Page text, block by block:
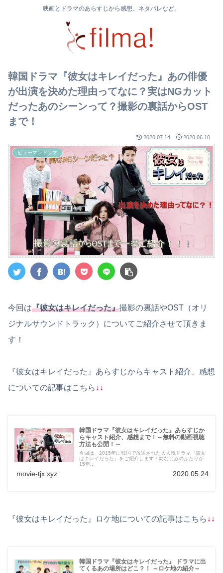
映画とドラマのあらすじから感想、ネタバレなど。
韓国ドラマ『彼女はキレイだった』あの俳優
が出演を決めた理由ってなに？実はNGカット
だったあのシーンって？撮影の裏話からOST
まで！
2020.07.14 2020.06.10
ヒューマンドラマ
今回は『彼女はキレイだった』撮影の裏話やOST（オリ
ジナルサウンドトラック）についてご紹介させて頂きま
す！
『彼女はキレイだった』あらすじからキャスト紹介、感想
についての記事はこちら ↓↓
韓国ドラマ『彼女はキレイだった』あらすじか
らキャスト紹介、感想まで！～無料の動画視聴
方法も公開！～
今回は、2015年に韓国で放送された大人気ドラマ『彼女
はキレイだった』をご紹介します！幼なじみのふたりが
15年...
movie-tjx.xyz 2020.05.24
『彼女はキレイだった』ロケ地についての記事はこちら ↓↓
韓国ドラマ『彼女はキレイだった』 ドラマに出
てくるあの場所はどこ？！ ～ロケ地の紹介～